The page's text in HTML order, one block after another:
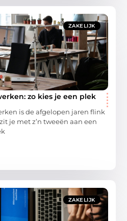
ZAKELIJK
zo kies je een plek
is de afgelopen jaren flink
je met z’n tweeën aan een
ZAKELIJK